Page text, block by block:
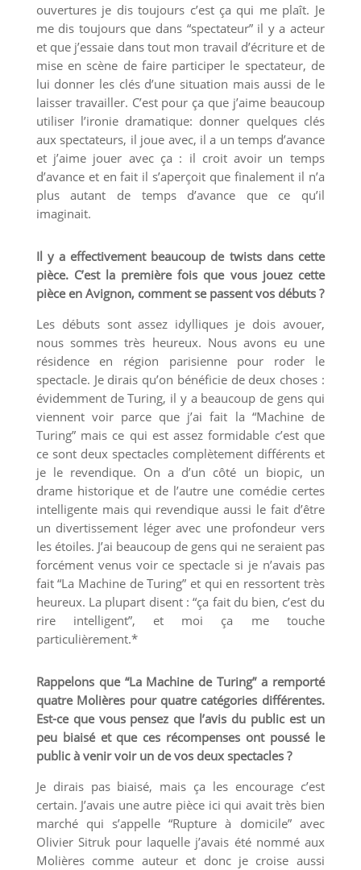
ouvertures je dis toujours c’est ça qui me plaît. Je
me dis toujours que dans “spectateur” il y a acteur
et que j’essaie dans tout mon travail d’écriture et de
mise en scène de faire participer le spectateur, de
lui donner les clés d’une situation mais aussi de le
laisser travailler. C’est pour ça que j’aime beaucoup
utiliser l’ironie dramatique: donner quelques clés
aux spectateurs, il joue avec, il a un temps d’avance
et j’aime jouer avec ça : il croit avoir un temps
d’avance et en fait il s’aperçoit que finalement il n’a
plus autant de temps d’avance que ce qu’il
imaginait.
Il y a effectivement beaucoup de twists dans cette
pièce. C’est la première fois que vous jouez cette
pièce en Avignon, comment se passent vos débuts ?
Les débuts sont assez idylliques je dois avouer,
nous sommes très heureux. Nous avons eu une
résidence en région parisienne pour roder le
spectacle. Je dirais qu’on bénéficie de deux choses :
évidemment de Turing, il y a beaucoup de gens qui
viennent voir parce que j’ai fait la “Machine de
Turing” mais ce qui est assez formidable c’est que
ce sont deux spectacles complètement différents et
je le revendique. On a d’un côté un biopic, un
drame historique et de l’autre une comédie certes
intelligente mais qui revendique aussi le fait d’être
un divertissement léger avec une profondeur vers
les étoiles. J’ai beaucoup de gens qui ne seraient pas
forcément venus voir ce spectacle si je n’avais pas
fait “La Machine de Turing” et qui en ressortent très
heureux. La plupart disent : “ça fait du bien, c’est du
rire intelligent”, et moi ça me touche
particulièrement.*
Rappelons que “La Machine de Turing” a remporté
quatre Molières pour quatre catégories différentes.
Est-ce que vous pensez que l’avis du public est un
peu biaisé et que ces récompenses ont poussé le
public à venir voir un de vos deux spectacles ?
Je dirais pas biaisé, mais ça les encourage c’est
certain. J’avais une autre pièce ici qui avait très bien
marché qui s’appelle “Rupture à domicile” avec
Olivier Sitruk pour laquelle j’avais été nommé aux
Molières comme auteur et donc je croise aussi